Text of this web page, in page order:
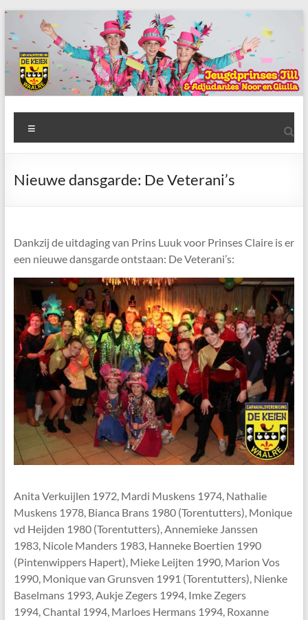
Ga
naar
de
inhoud
AWC
de
Keien
De
Keien
Nieuwe dansgarde: De Veterani’s
Dankzij de uitdaging van Prins Luuk voor Prinses Claire is er
een nieuwe dansgarde ontstaan: De Veterani’s:
Anita Verkuijlen 1972, Mardi Muskens 1974, Nathalie
Muskens 1978, Bianca Brans 1980 (Torentutters), Monique
vd Heijden 1980 (Torentutters), Annemieke Janssen
1983, Nicole Manders 1983, Hanneke Boertien 1990
(Pintenwippers Hapert), Mieke Leijten 1990, Marion Vos
1990, Monique van Grunsven 1991 (Torentutters), Nienke
Baselmans 1993, Aukje Zegers 1994, Imke Zegers
1994, Chantal 1994, Marloes Hermans 1994, Roxanne